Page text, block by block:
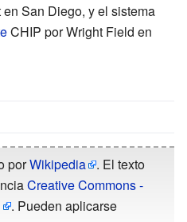
en San Diego, y el sistema
CHIP porWright Field en
porWikipedia
. El texto
Creative Commons -
. Pueden aplicarse